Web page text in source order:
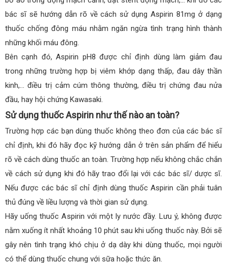
bác sĩ sẽ hướng dẫn rõ về cách sử dụng Aspirin 81mg ở dạng
thuốc chống đông máu nhằm ngăn ngừa tình trạng hình thành
những khối máu đông.
Bên cạnh đó, Aspirin pH8 được chỉ định dùng làm giảm đau
trong những trường hợp bị viêm khớp dạng thấp, đau dây thần
kinh,… điều trị cảm cúm thông thường, điều trị chứng đau nửa
đầu, hay hội chứng Kawasaki.
Sử dụng thuốc Aspirin như thế nào an toàn?
Trường hợp các bạn dùng thuốc không theo đơn của các bác sĩ
chỉ định, khi đó hãy đọc kỹ hướng dẫn ở trên sản phẩm để hiểu
rõ về cách dùng thuốc an toàn. Trường hợp nếu không chắc chắn
về cách sử dụng khi đó hãy trao đổi lại với các bác sĩ/ dược sĩ.
Nếu được các bác sĩ chỉ định dùng thuốc Aspirin cần phải tuân
thủ đúng về liều lượng và thời gian sử dụng.
Hãy uống thuốc Aspirin với một ly nước đầy. Lưu ý, không được
nằm xuống ít nhất khoảng 10 phút sau khi uống thuốc này. Bởi sẽ
gây nên tình trạng khó chịu ở dạ dày khi dùng thuốc, mọi người
có thể dùng thuốc chung với sữa hoặc thức ăn.